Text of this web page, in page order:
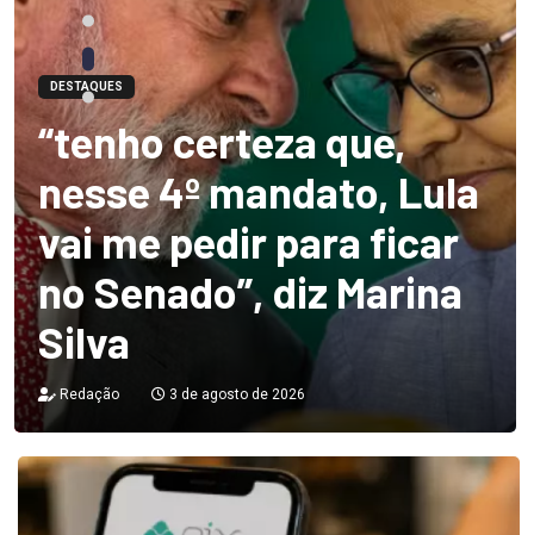
DESTAQUES
“tenho certeza que,
nesse 4º mandato, Lula
vai me pedir para ficar
no Senado”, diz Marina
Silva
Redação 3 de agosto de 2026